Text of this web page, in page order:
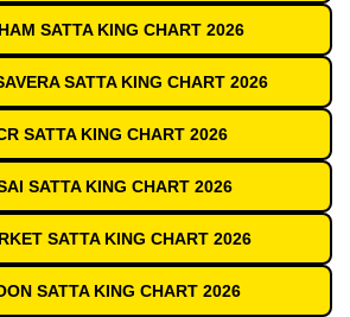
SATTA KING CHART 2026
SATTA KING CHART 2026
SATTA KING CHART 2026
SATTA KING CHART 2026
SATTA KING CHART 2026
SATTA KING CHART 2026